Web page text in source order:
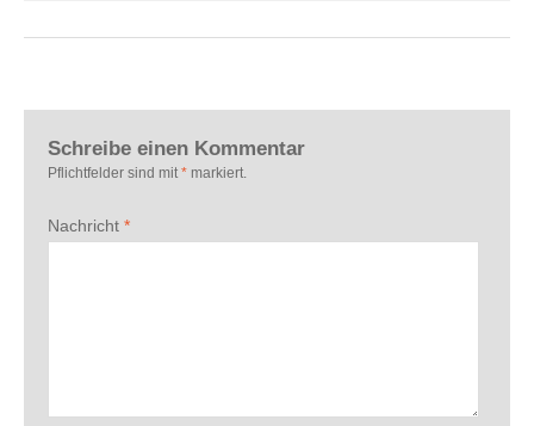
Schreibe einen Kommentar
Pflichtfelder sind mit * markiert.
Nachricht *